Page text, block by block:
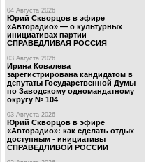
04 Августа 2026
Юрий Скворцов в эфире
«Авторадио» — о культурных
инициативах партии
СПРАВЕДЛИВАЯ РОССИЯ
03 Августа 2026
Ирина Ковалева
зарегистрирована кандидатом в
депутаты Государственной Думы
по Заводскому одномандатному
округу № 104
03 Августа 2026
Юрий Скворцов в эфире
«Авторадио»: как сделать отдых
доступным - инициативы
СПРАВЕДЛИВОЙ РОССИИ